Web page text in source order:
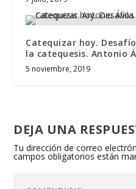
Catequizar hoy.
la catequesis. Antonio
5 noviembre, 2019
DEJA UNA
Tu dirección de correo
campos obligatorios están